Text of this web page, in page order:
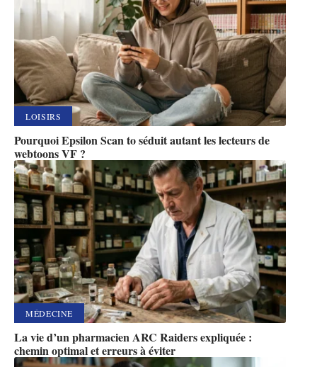
LOISIRS
Pourquoi Epsilon Scan to séduit autant les lecteurs de
webtoons VF ?
MÉDECINE
La vie d’un pharmacien ARC Raiders expliquée :
chemin optimal et erreurs à éviter